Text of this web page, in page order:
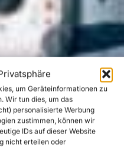
um Geräteinformationen zu
Wir tun dies, um das
personalisierte Werbung
zustimmen, können wir
IDs auf dieser Website
nicht erteilen oder